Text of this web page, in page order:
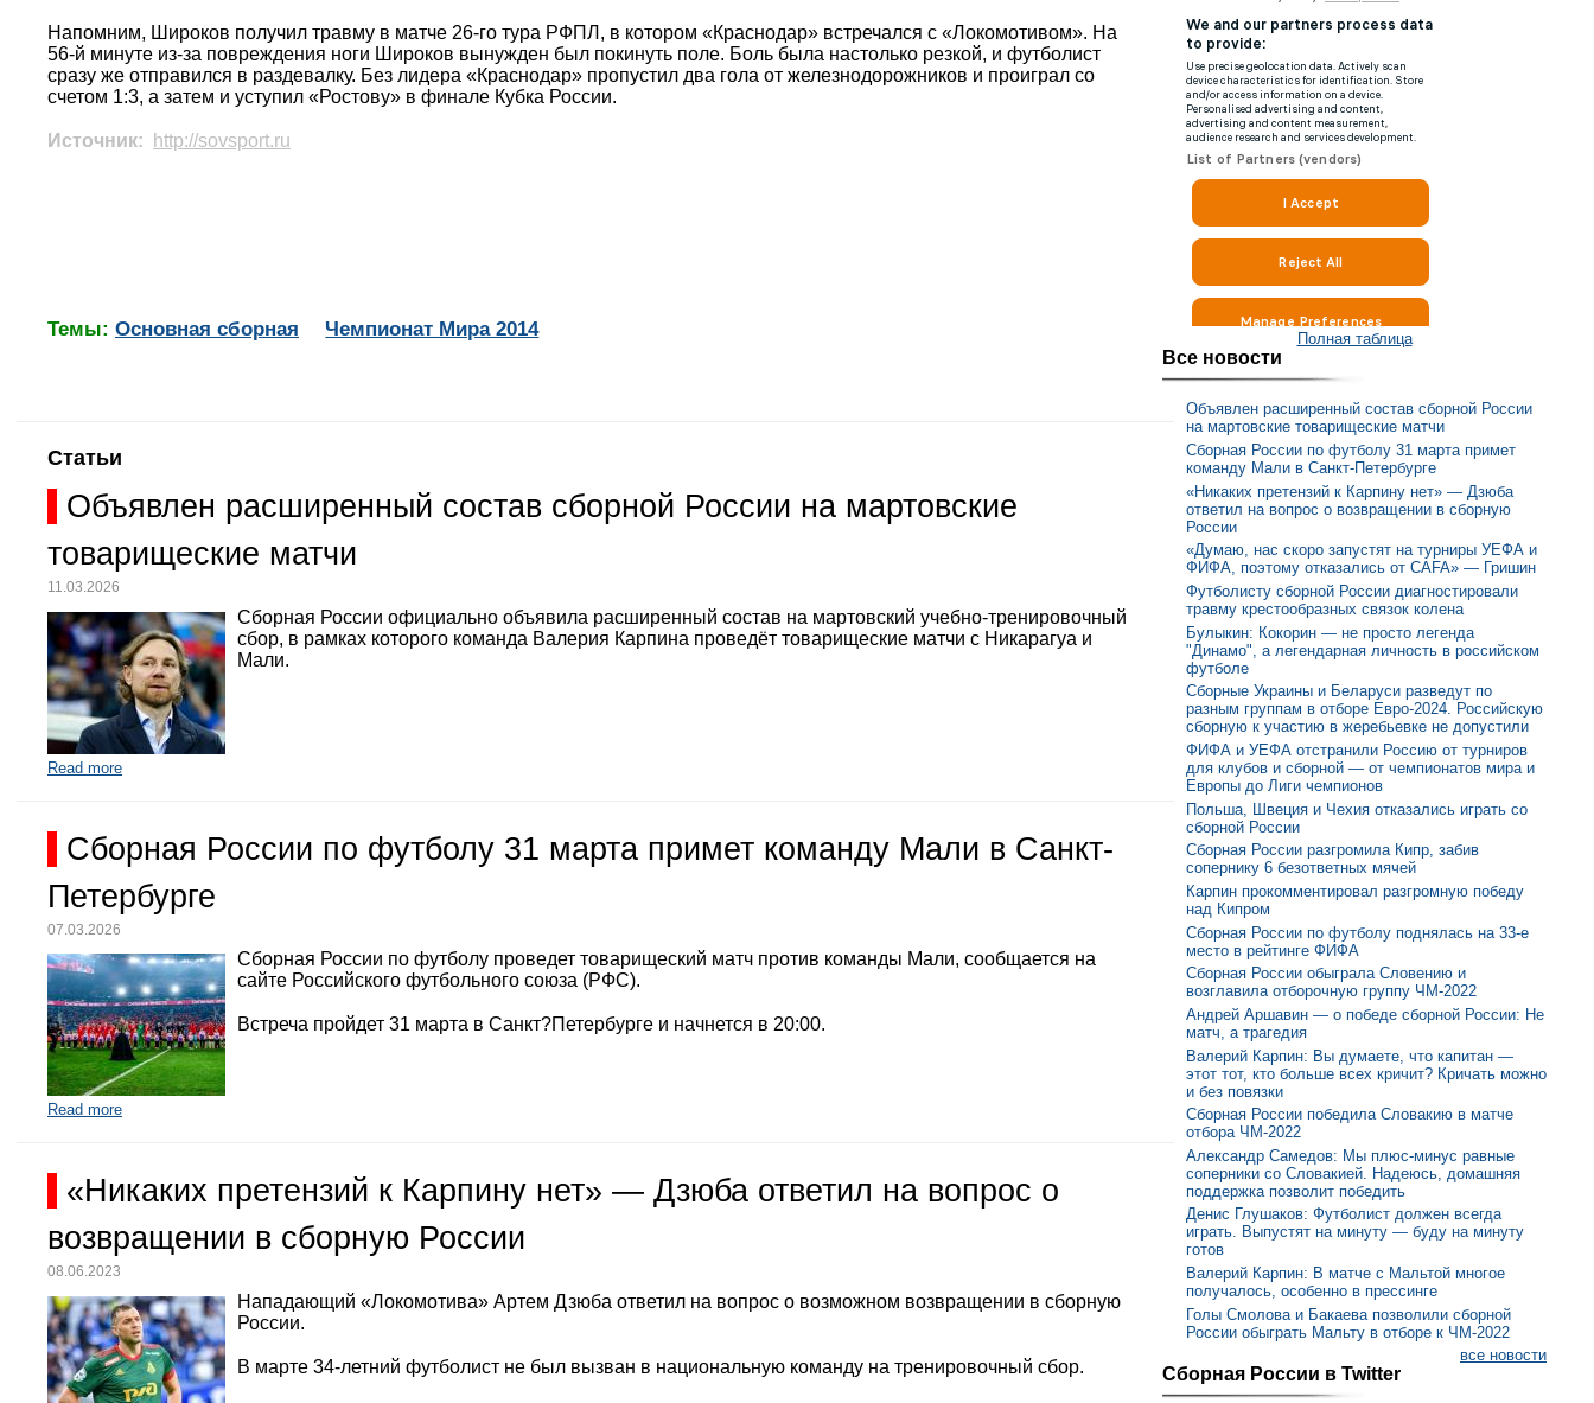
Напомним, Широков получил травму в матче 26-го тура РФПЛ, в котором «Краснодар» встречался с «Локомотивом». На
56-й минуте из-за повреждения ноги Широков вынужден был покинуть поле. Боль была настолько резкой, и футболист
сразу же отправился в раздевалку. Без лидера «Краснодар» пропустил два гола от железнодорожников и проиграл со
счетом 1:3, а затем и уступил «Ростову» в финале Кубка России.
Источник: http://sovsport.ru
Темы: Основная сборная Чемпионат Мира 2014
Статьи
Объявлен расширенный состав сборной России на мартовские
товарищеские матчи
11.03.2026
Сборная России официально объявила расширенный состав на мартовский учебно-тренировочный
сбор, в рамках которого команда Валерия Карпина проведёт товарищеские матчи с Никарагуа и
Мали.
Read more
Сборная России по футболу 31 марта примет команду Мали в Санкт-
Петербурге
07.03.2026
Сборная России по футболу проведет товарищеский матч против команды Мали, сообщается на
сайте Российского футбольного союза (РФС).
Встреча пройдет 31 марта в Санкт?Петербурге и начнется в 20:00.
Read more
«Никаких претензий к Карпину нет» — Дзюба ответил на вопрос о
возвращении в сборную России
08.06.2023
Нападающий «Локомотива» Артем Дзюба ответил на вопрос о возможном возвращении в сборную
России.
В марте 34-летний футболист не был вызван в национальную команду на тренировочный сбор.
Полная таблица
Все новости
Объявлен расширенный состав сборной России
на мартовские товарищеские матчи
Сборная России по футболу 31 марта примет
команду Мали в Санкт-Петербурге
«Никаких претензий к Карпину нет» — Дзюба
ответил на вопрос о возвращении в сборную
России
«Думаю, нас скоро запустят на турниры УЕФА и
ФИФА, поэтому отказались от CAFA» — Гришин
Футболисту сборной России диагностировали
травму крестообразных связок колена
Булыкин: Кокорин — не просто легенда
"Динамо", а легендарная личность в российском
футболе
Сборные Украины и Беларуси разведут по
разным группам в отборе Евро-2024. Российскую
сборную к участию в жеребьевке не допустили
ФИФА и УЕФА отстранили Россию от турниров
для клубов и сборной — от чемпионатов мира и
Европы до Лиги чемпионов
Польша, Швеция и Чехия отказались играть со
сборной России
Сборная России разгромила Кипр, забив
сопернику 6 безответных мячей
Карпин прокомментировал разгромную победу
над Кипром
Сборная России по футболу поднялась на 33-е
место в рейтинге ФИФА
Сборная России обыграла Словению и
возглавила отборочную группу ЧМ-2022
Андрей Аршавин — о победе сборной России: Не
матч, а трагедия
Валерий Карпин: Вы думаете, что капитан —
этот тот, кто больше всех кричит? Кричать можно
и без повязки
Сборная России победила Словакию в матче
отбора ЧМ-2022
Александр Самедов: Мы плюс-минус равные
соперники со Словакией. Надеюсь, домашняя
поддержка позволит победить
Денис Глушаков: Футболист должен всегда
играть. Выпустят на минуту — буду на минуту
готов
Валерий Карпин: В матче с Мальтой многое
получалось, особенно в прессинге
Голы Смолова и Бакаева позволили сборной
России обыграть Мальту в отборе к ЧМ-2022
все новости
Сборная России в Twitter